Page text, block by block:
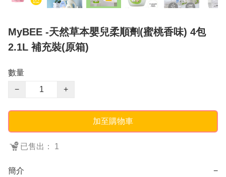
MyBEE -天然草本嬰兒柔順劑(蜜桃香味) 4包
2.1L 補充裝(原箱)
數量
−
+
加至購物車
已售出： 1
簡介 −